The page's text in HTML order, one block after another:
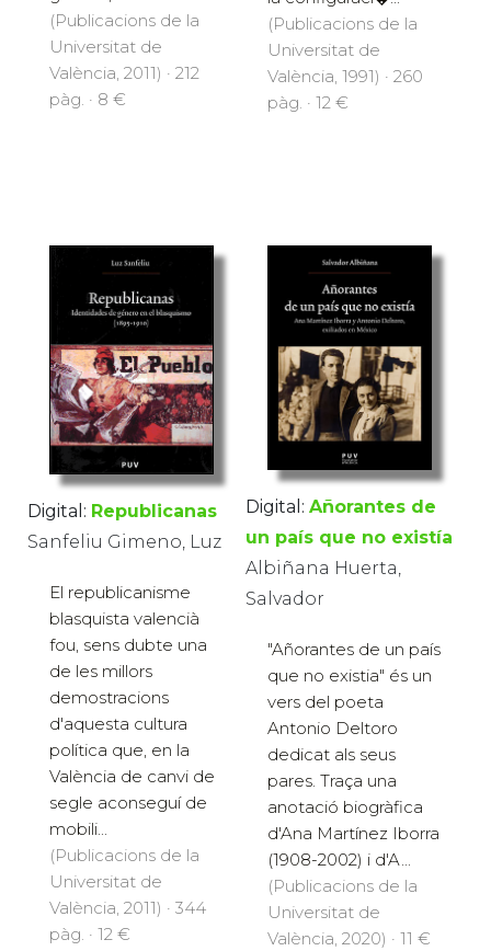
(Publicacions de la
Universitat de
València, 2011) · 212
pàg. · 8 €
(Publicacions de la
Universitat de
València, 1991) · 260
pàg. · 12 €
Digital: Republicanas
Sanfeliu Gimeno, Luz
El republicanisme
blasquista valencià
fou, sens dubte una
de les millors
demostracions
d'aquesta cultura
política que, en la
València de canvi de
segle aconseguí de
mobili...
(Publicacions de la
Universitat de
València, 2011) · 344
pàg. · 12 €
Digital: Añorantes de
un país que no existía
Albiñana Huerta,
Salvador
"Añorantes de un país
que no existia" és un
vers del poeta
Antonio Deltoro
dedicat als seus
pares. Traça una
anotació biogràfica
d'Ana Martínez Iborra
(1908-2002) i d'A...
(Publicacions de la
Universitat de
València, 2020) · 11 €